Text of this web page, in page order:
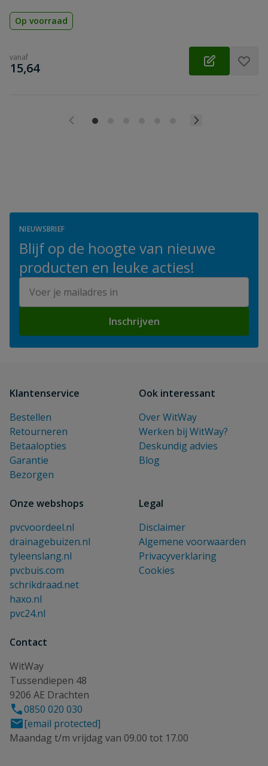
Op voorraad
vanaf
€
15,64
NIEUWSBRIEF
Blijf op de hoogte van nieuwe
producten en leuke acties!
Inschrijven
Klantenservice
Bestellen
Retourneren
Betaalopties
Garantie
Bezorgen
Ook interessant
Over WitWay
Werken bij WitWay?
Deskundig advies
Blog
Onze webshops
pvcvoordeel.nl
drainagebuizen.nl
tyleenslang.nl
pvcbuis.com
schrikdraad.net
haxo.nl
pvc24.nl
Legal
Disclaimer
Algemene voorwaarden
Privacyverklaring
Cookies
Contact
WitWay
Tussendiepen 48
9206 AE Drachten
0850 020 030
[email protected]
Maandag t/m vrijdag van 09.00 tot 17.00